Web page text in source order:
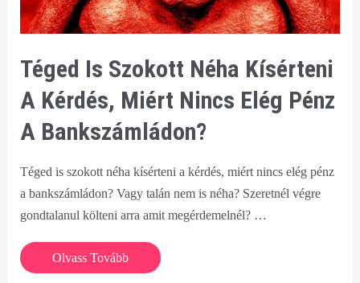
Téged Is Szokott Néha Kísérteni
A Kérdés, Miért Nincs Elég Pénz
A Bankszámládon?
Téged is szokott néha kísérteni a kérdés, miért nincs elég pénz
a bankszámládon? Vagy talán nem is néha? Szeretnél végre
gondtalanul költeni arra amit megérdemelnél? …
Téged
is
Olvass Tovább